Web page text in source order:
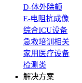
D-体外除颤
E-电阻抗成像
综合ICU设备
急救培训相关
家用医疗设备
检测类
解决方案